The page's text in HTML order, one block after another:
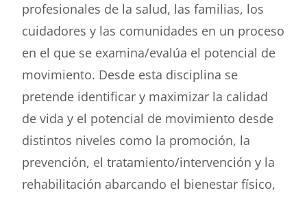
profesionales de la salud, las familias, los
cuidadores y las comunidades en un proceso
en el que se examina/evalúa el potencial de
movimiento. Desde esta disciplina se
pretende identificar y maximizar la calidad
de vida y el potencial de movimiento desde
distintos niveles como la promoción, la
prevención, el tratamiento/intervención y la
rehabilitación abarcando el bienestar físico,